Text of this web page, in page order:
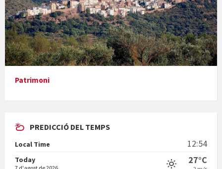
Presentació del llibre &quot;La mare&quot;, d'Emma Zafon
En Bum
Patrimoni
PREDICCIÓ DEL TEMPS
Local Time 12:54
Today 27°C